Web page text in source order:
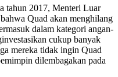
tahun 2017, Menteri Luar
Quad akan menghilang
dalam kategori angan-
cukup banyak
mereka tidak ingin Quad
dilembagakan pada